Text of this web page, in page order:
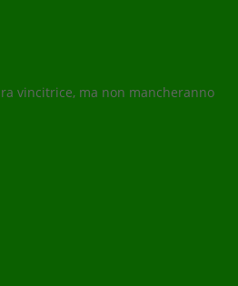
vincitrice, ma non mancheranno